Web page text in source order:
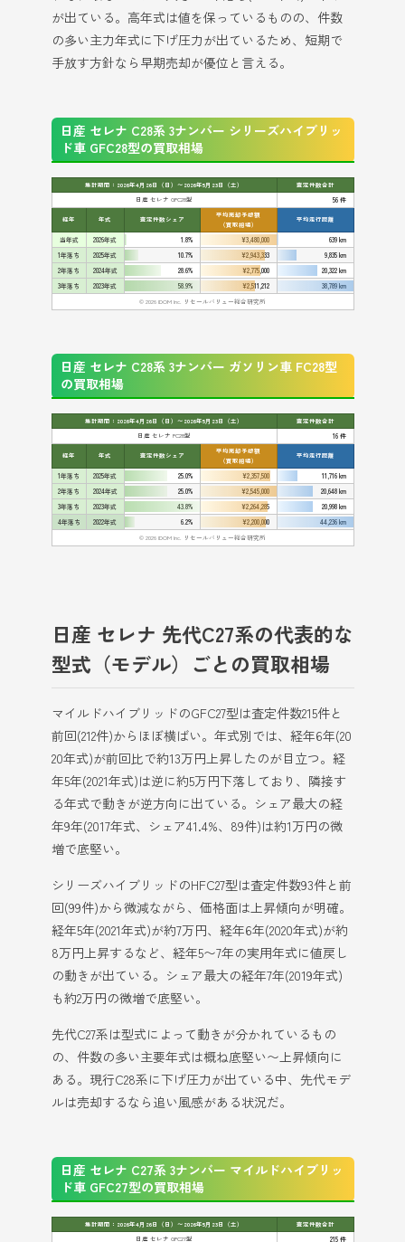
が出ている。高年式は値を保っているものの、件数
の多い主力年式に下げ圧力が出ているため、短期で
手放す方針なら早期売却が優位と言える。
日産 セレナ C28系 3ナンバー シリーズハイブリッ
ド車 GFC28型の買取相場
集計期間：2026年4月26日（日）〜2026年5月23日（土）
査定件数合計
日産 セレナ GFC28型
56 件
経年 年式 査定件数シェア
平均売却予想額
（買取相場）
平均走行距離
当年式 2026年式 1.8% ¥3,480,000
639 km
1年落ち
2025年式 10.7% ¥2,943,333
9,835 km
2年落ち
2024年式 28.6% ¥2,775,000
20,322 km
3年落ち
2023年式 58.9% ¥2,511,212
38,789 km
© 2026 IDOM Inc. リセールバリュー総合研究所
日産 セレナ C28系 3ナンバー ガソリン車 FC28型
の買取相場
集計期間：2026年4月26日（日）〜2026年5月23日（土）
査定件数合計
日産 セレナ FC28型
16 件
経年 年式 査定件数シェア
平均売却予想額
（買取相場）
平均走行距離
1年落ち 2025年式 25.0% ¥2,357,500
11,716 km
2年落ち
2024年式 25.0% ¥2,545,000
20,648 km
3年落ち
2023年式 43.8% ¥2,264,285
20,998 km
4年落ち
2022年式 6.2% ¥2,200,000
44,236 km
© 2026 IDOM Inc. リセールバリュー総合研究所
日産 セレナ 先代C27系の代表的な
型式（モデル）ごとの買取相場
マイルドハイブリッドのGFC27型は査定件数215件と
前回(212件)からほぼ横ばい。年式別では、経年6年(20
20年式)が前回比で約13万円上昇したのが目立つ。経
年5年(2021年式)は逆に約5万円下落しており、隣接す
る年式で動きが逆方向に出ている。シェア最大の経
年9年(2017年式、シェア41.4%、89件)は約1万円の微
増で底堅い。
シリーズハイブリッドのHFC27型は査定件数93件と前
回(99件)から微減ながら、価格面は上昇傾向が明確。
経年5年(2021年式)が約7万円、経年6年(2020年式)が約
8万円上昇するなど、経年5〜7年の実用年式に値戻し
の動きが出ている。シェア最大の経年7年(2019年式)
も約2万円の微増で底堅い。
先代C27系は型式によって動きが分かれているもの
の、件数の多い主要年式は概ね底堅い〜上昇傾向に
ある。現行C28系に下げ圧力が出ている中、先代モデ
ルは売却するなら追い風感がある状況だ。
日産 セレナ C27系 3ナンバー マイルドハイブリッ
ド車 GFC27型の買取相場
集計期間：2026年4月26日（日）〜2026年5月23日（土）
査定件数合計
日産 セレナ GFC27型
215 件